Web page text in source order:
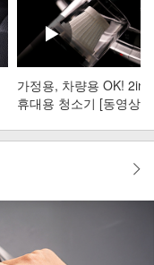
가정용, 차량용 OK!
휴대용 청소기 [동영상]